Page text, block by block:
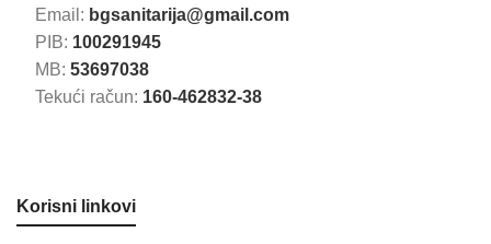
Email: bgsanitarija@gmail.com
PIB: 100291945
MB: 53697038
Tekući račun: 160-462832-38
Korisni linkovi